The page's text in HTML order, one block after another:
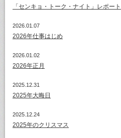
「センキョ・トーク・ナイト」レポート
2026.01.07
2026年仕事はじめ
2026.01.02
2026年正月
2025.12.31
2025年大晦日
2025.12.24
2025年のクリスマス